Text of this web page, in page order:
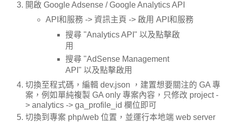
開啟 Google Adsense / Google Analytics API
API和服務 -> 資訊主頁 -> 啟用 API和服務
搜尋 "Analytics API" 以及點擊啟
用
搜尋 "AdSense Management
API" 以及點擊啟用
切換至程式碼，編輯 dev.json ，建置想要關注的 GA 專
案，例如單純複製 GA only 專案內容，只修改 project -
> analytics -> ga_profile_id 欄位即可
切換到專案 php/web 位置，並運行本地端 web server